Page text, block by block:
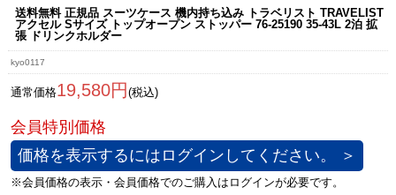
送料無料 正規品 スーツケース 機内持ち込み トラベリスト TRAVELIST
アクセル Sサイズ トップオープン ストッパー 76-25190 35-43L 2泊 拡
張 ドリンクホルダー
kyo0117
通常価格19,580円 (税込)
価格を表示するにはログインしてください。 ＞